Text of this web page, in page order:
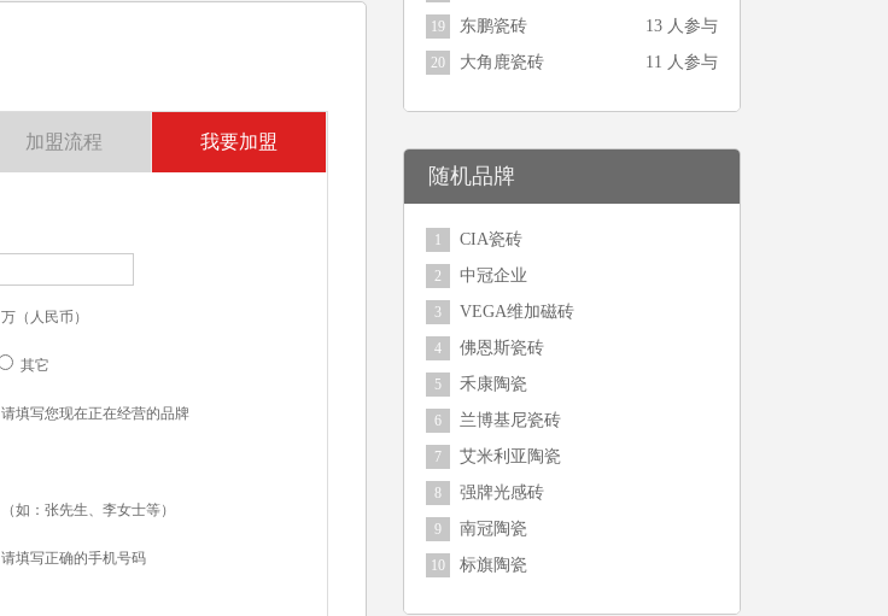
加盟流程 我要加盟
万（人民币）
其它
请填写您现在正在经营的品牌
（如：张先生、李女士等）
请填写正确的手机号码
19 东鹏瓷砖 13 人参与
20 大角鹿瓷砖 11 人参与
随机品牌
1 CIA瓷砖
2 中冠企业
3 VEGA维加磁砖
4 佛恩斯瓷砖
5 禾康陶瓷
6 兰博基尼瓷砖
7 艾米利亚陶瓷
8 强牌光感砖
9 南冠陶瓷
10 标旗陶瓷